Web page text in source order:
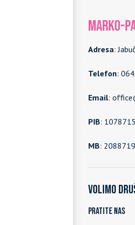
MARKO-
Adresa:
Telefon:
Email:
PIB:
MB:
Volimo
Pratite nas